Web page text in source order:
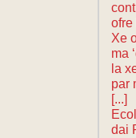
ofre
Xe
ma
la
par
[...]
dai